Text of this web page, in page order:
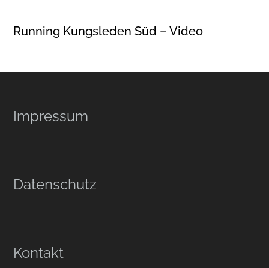
Running Kungsleden Süd – Video
Footer
Impressum
Datenschutz
Kontakt